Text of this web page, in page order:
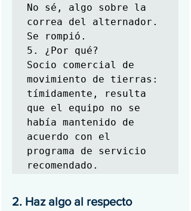
No sé, algo sobre la
correa del alternador.
Se rompió.
5. ¿Por qué?
Socio comercial de
movimiento de tierras:
tímidamente, resulta
que el equipo no se
había mantenido de
acuerdo con el
programa de servicio
recomendado.
2. Haz algo al respecto